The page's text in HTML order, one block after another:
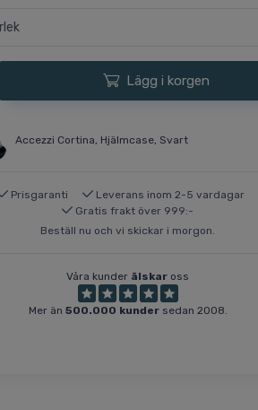
Lägg i korgen
Accezzi Cortina, Hjälmcase, Svart
Prisgaranti
Leverans inom 2-5 vardagar
Gratis frakt över 999:-
Beställ nu och vi skickar i morgon.
Våra kunder älskar oss
Mer än 500.000 kundersedan 2008.